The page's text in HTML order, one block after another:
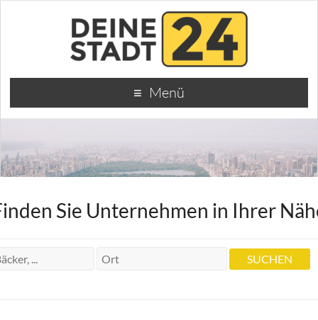
Menü
Sie Unternehmen in Ihrer